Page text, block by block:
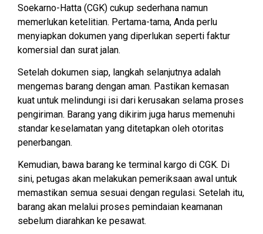
Soekarno-Hatta (CGK) cukup sederhana namun
memerlukan ketelitian. Pertama-tama, Anda perlu
menyiapkan dokumen yang diperlukan seperti faktur
komersial dan surat jalan.
Setelah dokumen siap, langkah selanjutnya adalah
mengemas barang dengan aman. Pastikan kemasan
kuat untuk melindungi isi dari kerusakan selama proses
pengiriman. Barang yang dikirim juga harus memenuhi
standar keselamatan yang ditetapkan oleh otoritas
penerbangan.
Kemudian, bawa barang ke terminal kargo di CGK. Di
sini, petugas akan melakukan pemeriksaan awal untuk
memastikan semua sesuai dengan regulasi. Setelah itu,
barang akan melalui proses pemindaian keamanan
sebelum diarahkan ke pesawat.